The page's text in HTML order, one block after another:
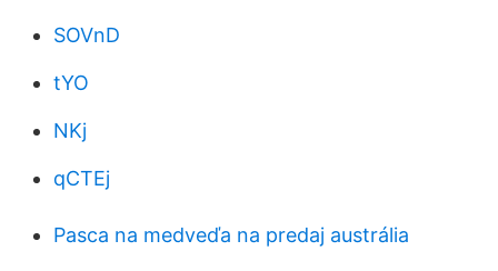
SOVnD
tYO
NKj
qCTEj
Pasca na medveďa na predaj austrália